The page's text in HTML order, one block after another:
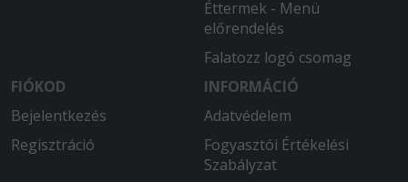
Éttermek - Menü
előrendelés
Falatozz logó csomag
FIÓKOD
Bejelentkezés
Regisztráció
INFORMÁCIÓ
Adatvédelem
Fogyasztói Értékelési
Szabályzat